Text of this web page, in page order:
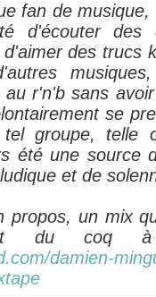
fan de
d'écouter des
des trucs
au r'n'b sans
se
groupe, telle
été une source
et de
propos, un mix
du coq à
damien-